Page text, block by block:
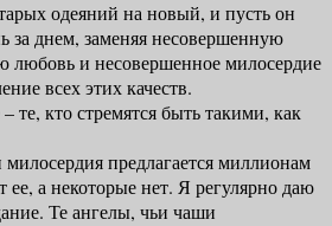
одеяний на новый, и пусть он
за днем, заменяя несовершенную
любовь и несовершенное милосердие
всех этих качеств.
кто стремятся быть такими, как
предлагается миллионам
а некоторые нет. Я регулярно даю
Те ангелы, чьи чаши